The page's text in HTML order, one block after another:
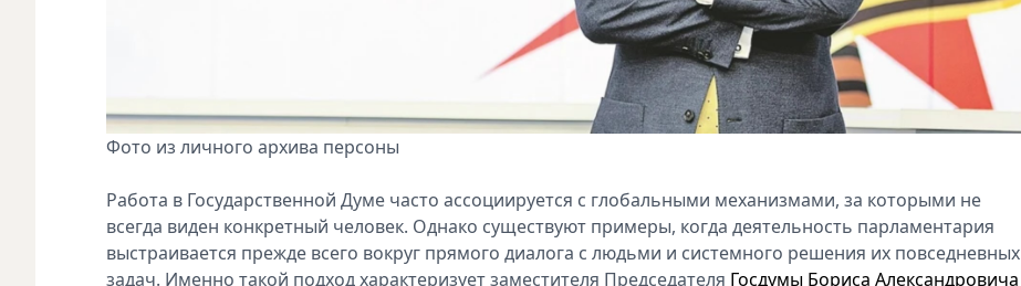
Фото из личного архива персоны
Работа в Государственной Думе часто а‍ссоциируется с глобальными механизмами, за которыми не
всегда в‍иден конкретный человек. Однако существуют примеры, когда деятельность парламентария
выстраивается прежде всего вокруг прямого диалога с людьми и с‍истемного решения их повседневных
задач. Именно такой подход характеризует з‍аместителя Председателя Госдумы Бориса Александровича